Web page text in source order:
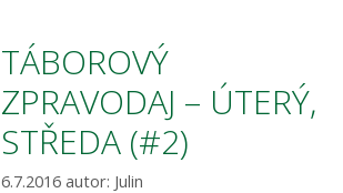
TÁBOROVÝ
ZPRAVODAJ – ÚTERÝ,
STŘEDA (#2)
6.7.2016 autor: Julin